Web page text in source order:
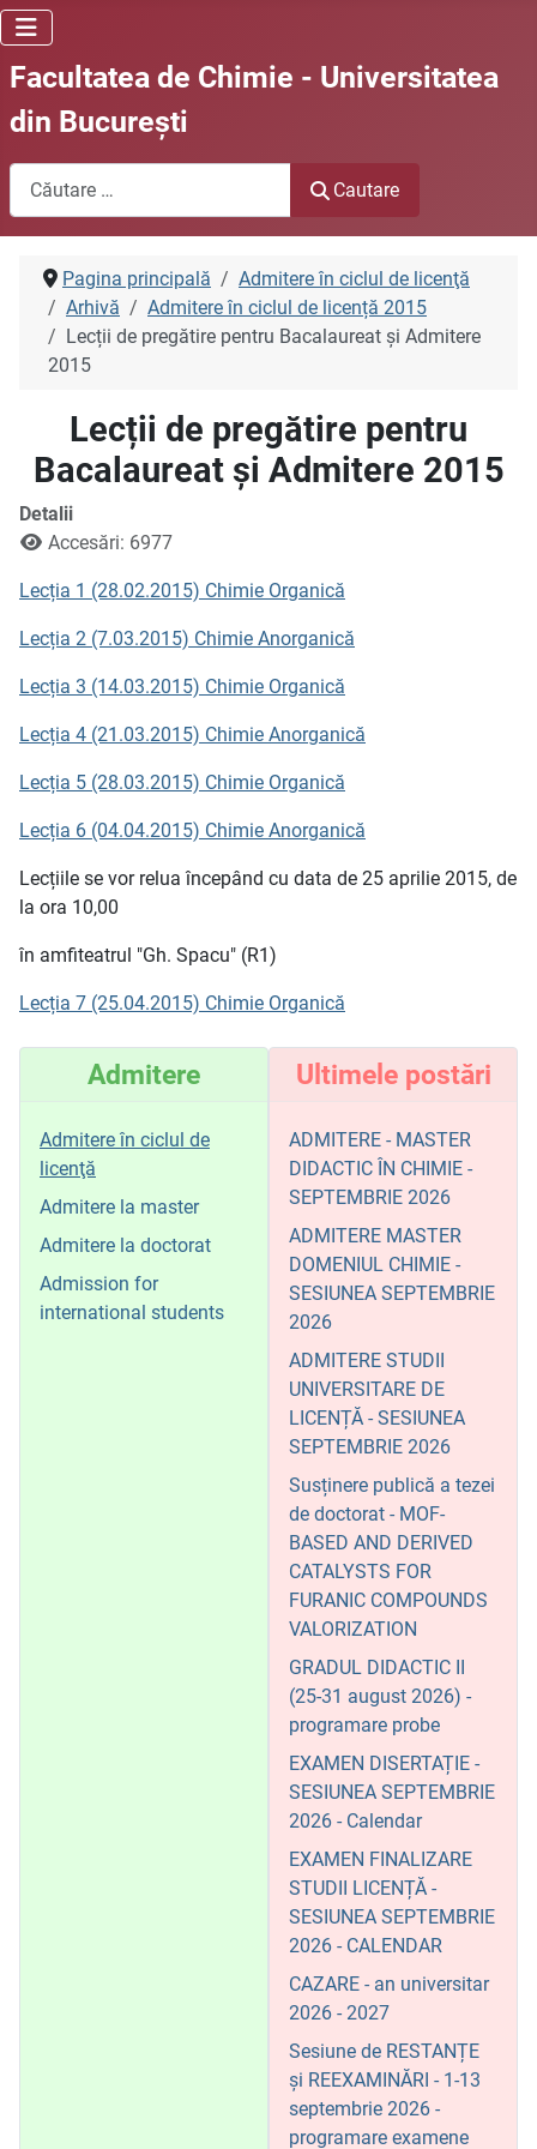
Facultatea de Chimie - Universitatea
din Bucureşti
Cautare
Cautare
Pagina principală
Admitere în ciclul de licenţă
Arhivă
Admitere în ciclul de licență 2015
Lecții de pregătire pentru Bacalaureat și Admitere
2015
Lecții de pregătire pentru
Bacalaureat și Admitere 2015
Detalii
Accesări: 6977
Lecția 1 (28.02.2015) Chimie Organică
Lecția 2 (7.03.2015) Chimie Anorganică
Lecția 3 (14.03.2015) Chimie Organică
Lecția 4 (21.03.2015) Chimie Anorganică
Lecția 5 (28.03.2015) Chimie Organică
Lecția 6 (04.04.2015) Chimie Anorganică
Lecțiile se vor relua începând cu data de 25 aprilie 2015, de
la ora 10,00
în amfiteatrul "Gh. Spacu" (R1)
Lecția 7 (25.04.2015) Chimie Organică
Admitere
Admitere în ciclul de
licenţă
Admitere la master
Admitere la doctorat
Admission for
international students
Ultimele postări
ADMITERE - MASTER
DIDACTIC ÎN CHIMIE -
SEPTEMBRIE 2026
ADMITERE MASTER
DOMENIUL CHIMIE -
SESIUNEA SEPTEMBRIE
2026
ADMITERE STUDII
UNIVERSITARE DE
LICENȚĂ - SESIUNEA
SEPTEMBRIE 2026
Susținere publică a tezei
de doctorat - MOF-
BASED AND DERIVED
CATALYSTS FOR
FURANIC COMPOUNDS
VALORIZATION
GRADUL DIDACTIC II
(25-31 august 2026) -
programare probe
EXAMEN DISERTAȚIE -
SESIUNEA SEPTEMBRIE
2026 - Calendar
EXAMEN FINALIZARE
STUDII LICENȚĂ -
SESIUNEA SEPTEMBRIE
2026 - CALENDAR
CAZARE - an universitar
2026 - 2027
Sesiune de RESTANȚE
și REEXAMINĂRI - 1-13
septembrie 2026 -
programare examene